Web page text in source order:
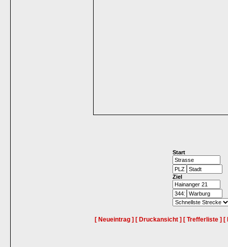
Start
Ziel
[ Neueintrag ] [ Druckansicht ] [ Trefferliste ] [